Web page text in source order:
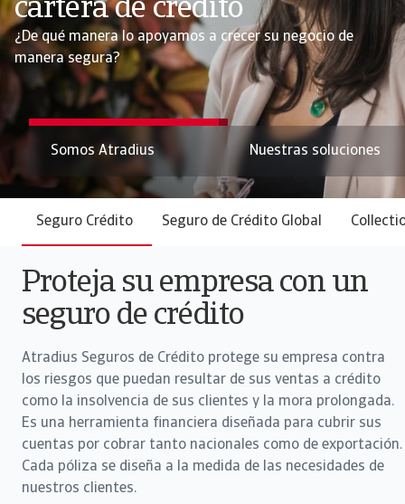
cartera de crédito
¿De qué manera lo apoyamos a crecer su negocio de
manera segura?
riesgos comerciales
Conozca nuestros servicios
Nuestras soluciones Mapa de riesgos
Seguro Crédito Seguro de Crédito Global
Proteja su empresa con un
seguro de crédito
Atradius Seguros de Crédito protege su empresa contra
los riesgos que puedan resultar de sus ventas a crédito
como la insolvencia de sus clientes y la mora prolongada.
Es una herramienta financiera diseñada para cubrir sus
cuentas por cobrar tanto nacionales como de exportación.
Cada póliza se diseña a la medida de las necesidades de
nuestros clientes.